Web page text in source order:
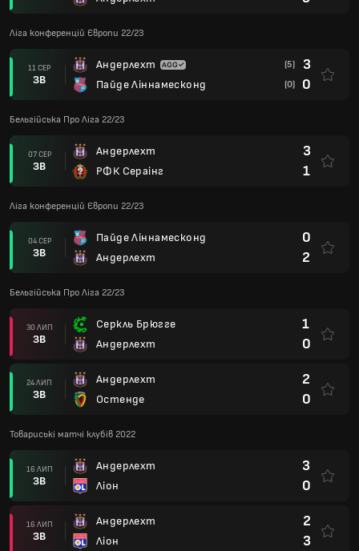
Ліга конференцій Європи 22/23
11 СЕР
ЗВ
Андерлехт
Пайде Ліннамесконд
(5) 3
(0) 0
Бельгійська Про Ліга 22/23
07 СЕР
ЗВ
Андерлехт
РФК Сераінг
3
1
Ліга конференцій Європи 22/23
04 СЕР
ЗВ
Пайде Ліннамесконд
Андерлехт
0
2
Бельгійська Про Ліга 22/23
30 ЛИП
ЗВ
Серкль Брюгге
Андерлехт
1
0
24 ЛИП
ЗВ
Андерлехт
Остенде
2
0
Товариські матчі клубів 2022
16 ЛИП
ЗВ
Андерлехт
Ліон
3
0
16 ЛИП
ЗВ
Андерлехт
Ліон
2
3